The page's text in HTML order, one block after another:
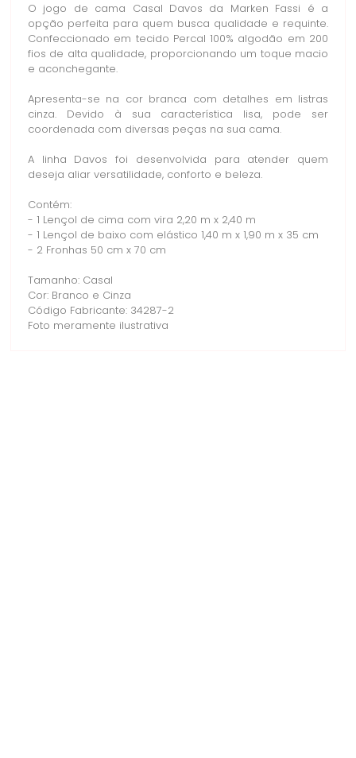
O jogo de cama Casal Davos da Marken Fassi é a
opção perfeita para quem busca qualidade e requinte.
Confeccionado em tecido Percal 100% algodão em 200
fios de alta qualidade, proporcionando um toque macio
e aconchegante.
Apresenta-se na cor branca com detalhes em listras
cinza. Devido à sua característica lisa, pode ser
coordenada com diversas peças na sua cama.
A linha Davos foi desenvolvida para atender quem
deseja aliar versatilidade, conforto e beleza.
Contém:
- 1 Lençol de cima com vira 2,20 m x 2,40 m
- 1 Lençol de baixo com elástico 1,40 m x 1,90 m x 35 cm
- 2 Fronhas 50 cm x 70 cm
Tamanho: Casal
Cor: Branco e Cinza
Código Fabricante: 34287-2
Foto meramente ilustrativa